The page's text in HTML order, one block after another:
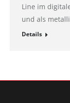
Line im
und als
Details